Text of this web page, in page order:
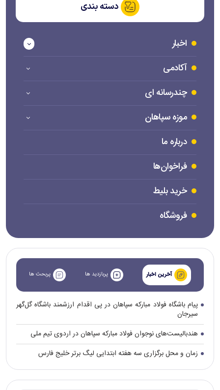
دسته بندی
اخبار
آکادمی
چندرسانه ای
موزه سپاهان
درباره ما
فراخوان‌ها
خرید بلیط
فروشگاه
آخرین اخبار پربازدید ها پربحث ها
پیام باشگاه فولاد مبارکه سپاهان در پی اقدام ارزشمند باشگاه گل‌گهر
سیرجان
هندبالیست‌های نوجوان فولاد مبارکه سپاهان در اردوی تیم ملی
زمان و محل برگزاری سه هفته ابتدایی لیگ برتر خلیج فارس